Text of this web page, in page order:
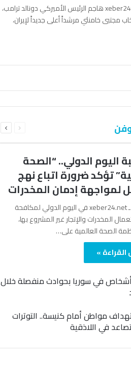
آفرين علو ـ xeber24.net هاجم الرئيس الأميركي دونالد ترامب،
مجتبى خامنئي مرشداً أعلى جديداً لإيران،
الصفحةالصفحة
اليوم الدولي.. “الصحة
تؤكد ضرورة اتباع نهج
لمواجهة إدمان المخدرات
آفرين علو ـ xeber24.net في اليوم الدولي لمكافحة
المخدرات والإتجار غير المشروع بها،
الصحة العالمية على…
»
مصرع 5 أشخاص في سوريا بحوادث منفصلة خلال
مواطن أمام كنيسة.. التوترات
في اللاذقية